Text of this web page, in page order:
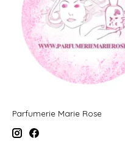
Parfumerie Marie Rose